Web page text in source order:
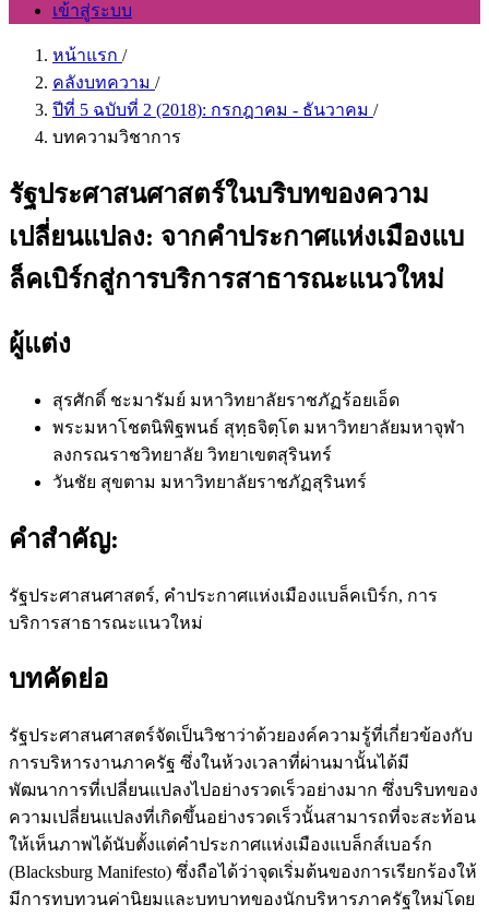
เข้าสู่ระบบ
หน้าแรก /
คลังบทความ /
ปีที่ 5 ฉบับที่ 2 (2018): กรกฎาคม - ธันวาคม /
บทความวิชาการ
รัฐประศาสนศาสตร์ในบริบทของความ
เปลี่ยนแปลง: จากคำประกาศแห่งเมืองแบ
ล็คเบิร์กสู่การบริการสาธารณะแนวใหม่
ผู้แต่ง
สุรศักดิ์ ชะมารัมย์ มหาวิทยาลัยราชภัฏร้อยเอ็ด
พระมหาโชตนิพิฐพนธ์ สุทฺธจิตฺโต มหาวิทยาลัยมหาจุฬา
ลงกรณราชวิทยาลัย วิทยาเขตสุรินทร์
วันชัย สุขตาม มหาวิทยาลัยราชภัฏสุรินทร์
คำสำคัญ:
รัฐประศาสนศาสตร์, คำประกาศแห่งเมืองแบล็คเบิร์ก, การ
บริการสาธารณะแนวใหม่
บทคัดย่อ
รัฐประศาสนศาสตร์จัดเป็นวิชาว่าด้วยองค์ความรู้ที่เกี่ยวข้องกับ
การบริหารงานภาครัฐ ซึ่งในห้วงเวลาที่ผ่านมานั้นได้มี
พัฒนาการที่เปลี่ยนแปลงไปอย่างรวดเร็วอย่างมาก ซึ่งบริบทของ
ความเปลี่ยนแปลงที่เกิดขึ้นอย่างรวดเร็วนั้นสามารถที่จะสะท้อน
ให้เห็นภาพได้นับตั้งแต่คำประกาศแห่งเมืองแบล็กส์เบอร์ก
(Blacksburg Manifesto) ซึ่งถือได้ว่าจุดเริ่มต้นของการเรียกร้องให้
มีการทบทวนค่านิยมและบทบาทของนักบริหารภาครัฐใหม่โดย